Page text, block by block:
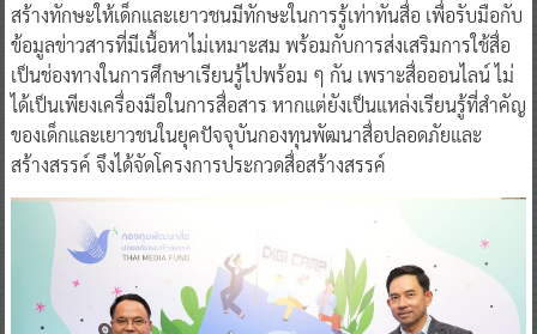
สร้างทักษะให้เด็กและเยาวชนมีทักษะในการรู้เท่าทันสื่อ เพื่อรับมือกับ
ข้อมูลข่าวสารที่มีเนื้อหาไม่เหมาะสม พร้อมกับการส่งเสริมการใช้สื่อ
เป็นช่องทางในการศึกษาเรียนรู้ไปพร้อม ๆ กัน เพราะสื่อออนไลน์ ไม่
ได้เป็นเพียงเครื่องมือในการสื่อสาร หากแต่ยังเป็นแหล่งเรียนรู้ที่สำคัญ
ของเด็กและเยาวชนในยุคปัจจุบันกองทุนพัฒนาสื่อปลอดภัยและ
สร้างสรรค์ จึงได้จัดโครงการประกวดสื่อสร้างสรรค์